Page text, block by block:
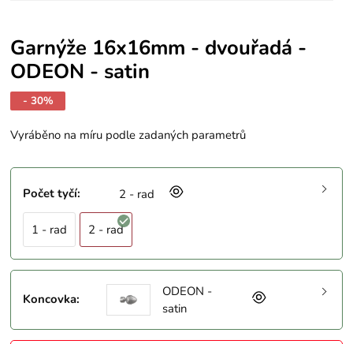
Garnýže 16x16mm - dvouřadá -
ODEON - satin
- 30%
Vyráběno na míru podle zadaných parametrů
Počet tyčí: 2 - rad
1 - rad 2 - rad
Koncovka:
ODEON -
satin